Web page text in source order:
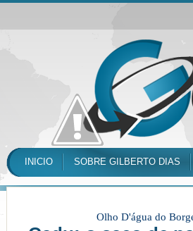
INICIO SOBRE GILBERTO DIAS
Olho D'água do